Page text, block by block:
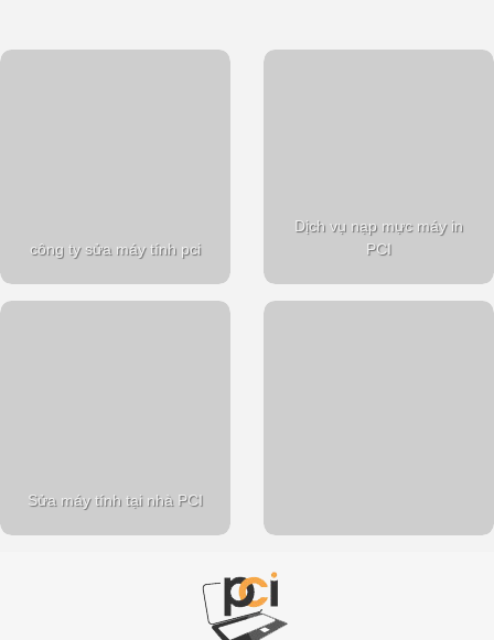
công ty sửa máy tính pci
Dịch vụ nạp mực máy in
PCI
Sửa máy tính tại nhà PCI